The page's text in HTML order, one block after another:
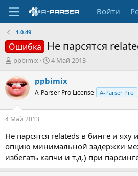
Войти
1.0.49
Ошибка Не парсятся
А
т
о
р
т
е
м
ы
ppbimix
Д
т
н
а
л
4 Май 2013
ppbimix
A-Parser Pro License A-Parser Pro
4 Май 2013
Не парсятся relateds в бинге и
опцию минимальной задержки
избегать капчи и т.д.) при